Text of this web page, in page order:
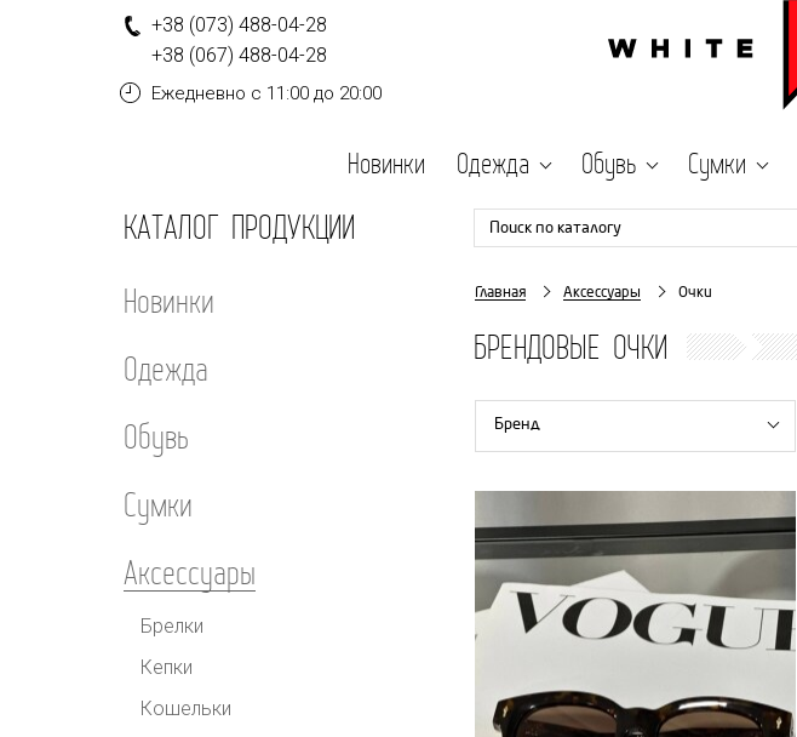
+38 (073) 488-04-28
+38 (067) 488-04-28
Ежедневно с 11:00 до 20:00
Новинки Одежда Обувь Сумки
КАТАЛОГ ПРОДУКЦИИ
Новинки
Одежда
Обувь
Сумки
Аксессуары
Брелки
Кепки
Кошельки
Поиск по каталогу
Главная Аксессуары Очки
БРЕНДОВЫЕ ОЧКИ
Бренд